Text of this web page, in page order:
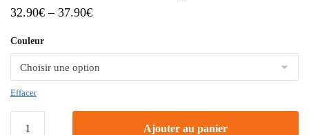
32.90€ – 37.90€
Couleur
Effacer
Ajouter au panier